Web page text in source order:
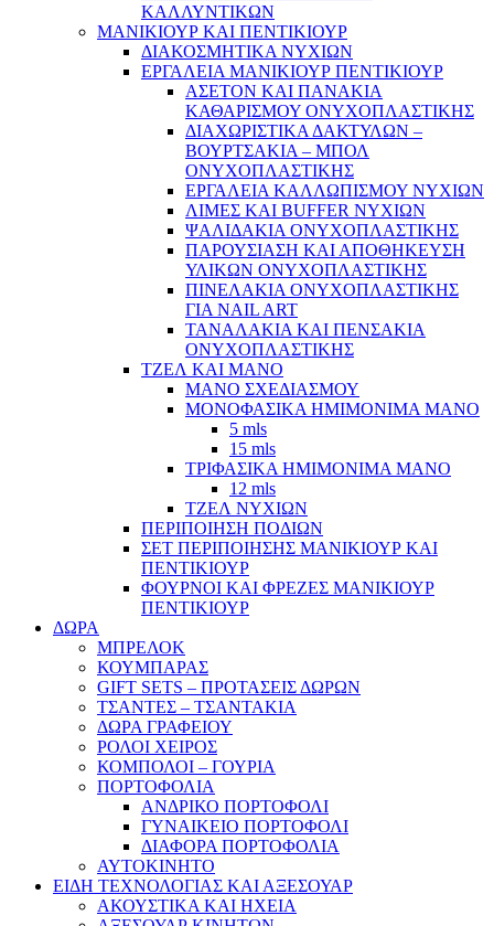
ΚΑΛΛΥΝΤΙΚΩΝ
ΜΑΝΙΚΙΟΥΡ ΚΑΙ ΠΕΝΤΙΚΙΟΥΡ
ΔΙΑΚΟΣΜΗΤΙΚΑ ΝΥΧΙΩΝ
ΕΡΓΑΛΕΙΑ ΜΑΝΙΚΙΟΥΡ ΠΕΝΤΙΚΙΟΥΡ
ΑΣΕΤΟΝ ΚΑΙ ΠΑΝΑΚΙΑ
ΚΑΘΑΡΙΣΜΟΥ ΟΝΥΧΟΠΛΑΣΤΙΚΗΣ
ΔΙΑΧΩΡΙΣΤΙΚΑ ΔΑΚΤΥΛΩΝ –
ΒΟΥΡΤΣΑΚΙΑ – ΜΠΟΛ
ΟΝΥΧΟΠΛΑΣΤΙΚΗΣ
ΕΡΓΑΛΕΙΑ ΚΑΛΛΩΠΙΣΜΟΥ ΝΥΧΙΩΝ
ΛΙΜΕΣ ΚΑΙ BUFFER ΝΥΧΙΩΝ
ΨΑΛΙΔΑΚΙΑ ΟΝΥΧΟΠΛΑΣΤΙΚΗΣ
ΠΑΡΟΥΣΙΑΣΗ ΚΑΙ ΑΠΟΘΗΚΕΥΣΗ
ΥΛΙΚΩΝ ΟΝΥΧΟΠΛΑΣΤΙΚΗΣ
ΠΙΝΕΛΑΚΙΑ ΟΝΥΧΟΠΛΑΣΤΙΚΗΣ
ΓΙΑ NAIL ART
ΤΑΝΑΛΑΚΙΑ ΚΑΙ ΠΕΝΣΑΚΙΑ
ΟΝΥΧΟΠΛΑΣΤΙΚΗΣ
ΤΖΕΛ ΚΑΙ ΜΑΝΟ
ΜΑΝΟ ΣΧΕΔΙΑΣΜΟΥ
ΜΟΝΟΦΑΣΙΚΑ ΗΜΙΜΟΝΙΜΑ ΜΑΝΟ
5 mls
15 mls
ΤΡΙΦΑΣΙΚΑ ΗΜΙΜΟΝΙΜΑ ΜΑΝΟ
12 mls
ΤΖΕΛ ΝΥΧΙΩΝ
ΠΕΡΙΠΟΙΗΣΗ ΠΟΔΙΩΝ
ΣΕΤ ΠΕΡΙΠΟΙΗΣΗΣ ΜΑΝΙΚΙΟΥΡ ΚΑΙ
ΠΕΝΤΙΚΙΟΥΡ
ΦΟΥΡΝΟΙ ΚΑΙ ΦΡΕΖΕΣ ΜΑΝΙΚΙΟΥΡ
ΠΕΝΤΙΚΙΟΥΡ
ΔΩΡΑ
ΜΠΡΕΛΟΚ
ΚΟΥΜΠΑΡΑΣ
GIFT SETS – ΠΡΟΤΑΣΕΙΣ ΔΩΡΩΝ
ΤΣΑΝΤΕΣ – ΤΣΑΝΤΑΚΙΑ
ΔΩΡΑ ΓΡΑΦΕΙΟΥ
ΡΟΛΟΙ ΧΕΙΡΟΣ
ΚΟΜΠΟΛΟΙ – ΓΟΥΡΙΑ
ΠΟΡΤΟΦΟΛΙΑ
ΑΝΔΡΙΚΟ ΠΟΡΤΟΦΟΛΙ
ΓΥΝΑΙΚΕΙΟ ΠΟΡΤΟΦΟΛΙ
ΔΙΑΦΟΡΑ ΠΟΡΤΟΦΟΛΙΑ
ΑΥΤΟΚΙΝΗΤΟ
ΕΙΔΗ ΤΕΧΝΟΛΟΓΙΑΣ ΚΑΙ ΑΞΕΣΟΥΑΡ
ΑΚΟΥΣΤΙΚΑ ΚΑΙ ΗΧΕΙΑ